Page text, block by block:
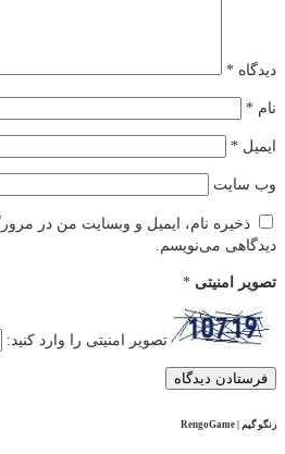
دیدگاه *
نام *
ایمیل *
وب‌ سایت
ذخیره نام، ایمیل و وبسایت من در
دیدگاهی می‌نویسم.
تصویر امنیتی *
تصویر امنیتی را وارد کنید:
رنگو گیم | RengoGame